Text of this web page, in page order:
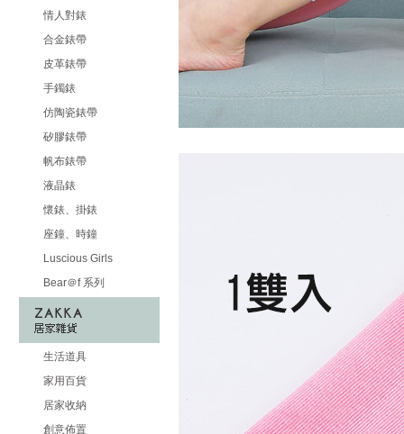
情人對錶
合金錶帶
皮革錶帶
手鐲錶
仿陶瓷錶帶
矽膠錶帶
帆布錶帶
液晶錶
懷錶、掛錶
座鐘、時鐘
Luscious Girls
Bear＠f 系列
生活道具
家用百貨
居家收納
創意佈置